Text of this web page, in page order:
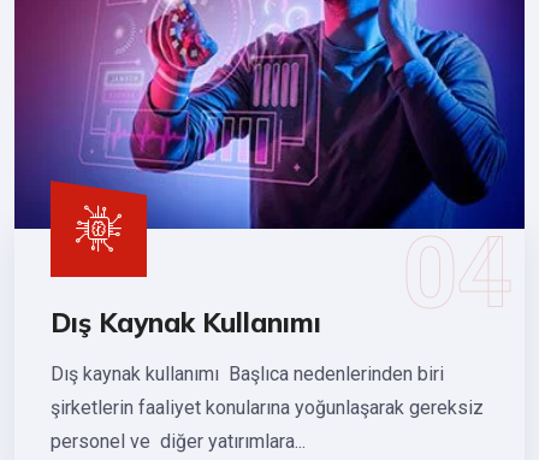
Dış Kaynak Kullanımı
Dış kaynak kullanımı Başlıca nedenlerinden biri
şirketlerin faaliyet konularına yoğunlaşarak gereksiz
personel ve diğer yatırımlara...